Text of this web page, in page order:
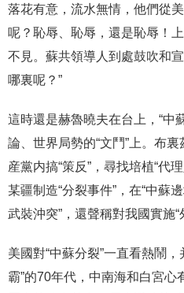
落花有意，流水無情，他們從
呢？恥辱、恥辱，還是恥辱！
不見。蘇共領導人到處鼓吹和
哪裏呢？”
這時還是赫魯曉夫在台上，“中
論、世界局勢的“文鬥”上。布
産黨内搞“策反”，尋找培植“代
某疆制造“分裂事件”，在“中蘇
武裝沖突”，還聲稱對我國實施“
美國對“中蘇分裂”一直看熱鬧
霸”的70年代，中南海和白宮